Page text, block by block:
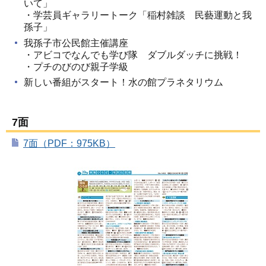
いて」
・学芸員ギャラリートーク「稲村雑談 民藝運動と我
孫子」
我孫子市公民館主催講座
・アビコでなんでも学び隊 ダブルダッチに挑戦！
・プチのびのび親子学級
新しい番組がスタート！水の館プラネタリウム
7面
7面（PDF：975KB）